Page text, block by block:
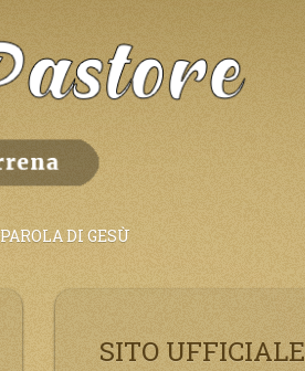
PAROLA DI GESÙ
SITO UFFICIALE